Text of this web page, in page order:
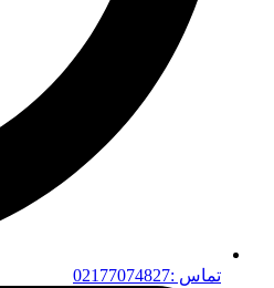
تماس :02177074827